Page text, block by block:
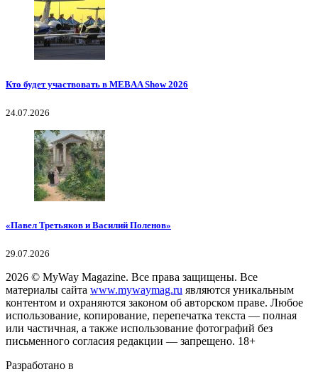
Кто будет участвовать в MEBAA Show 2026
24.07.2026
«Павел Третьяков и Василий Поленов»
29.07.2026
2026 © MyWay Magazine. Все права защищены. Все
материалы сайта www.mywaymag.ru являются уникальным
контентом и охраняются законом об авторском праве. Любое
использование, копирование, перепечатка текста — полная
или частичная, а также использование фотографий без
письменного согласия редакции — запрещено. 18+
Разработано в